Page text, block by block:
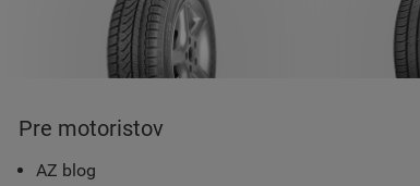
Pre motoristov
AZ blog